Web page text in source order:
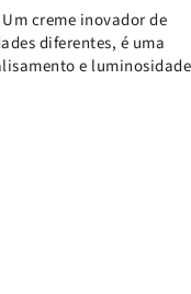
creme inovador de
diferentes, é uma
e